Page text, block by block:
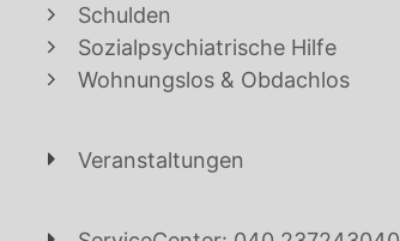
Schulden
Sozialpsychiatrische Hilfe
Wohnungslos & Obdachlos
Veranstaltungen